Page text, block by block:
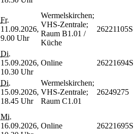
Fr.
11.09.2026,
9.00 Uhr
Wermelskirchen;
VHS-Zentrale;
Raum B1.01 /
Küche
26221105S
Di.
15.09.2026,
10.30 Uhr
Online 26221694S
Di.
15.09.2026,
18.45 Uhr
Wermelskirchen;
VHS-Zentrale;
Raum C1.01
26249275
Mi.
16.09.2026, Online 26221695S